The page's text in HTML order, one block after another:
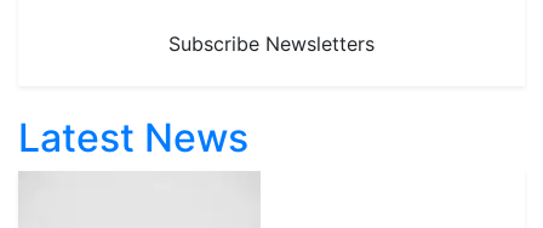
Subscribe Newsletters
Latest News